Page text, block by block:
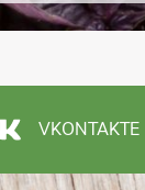
VKONTAKTE